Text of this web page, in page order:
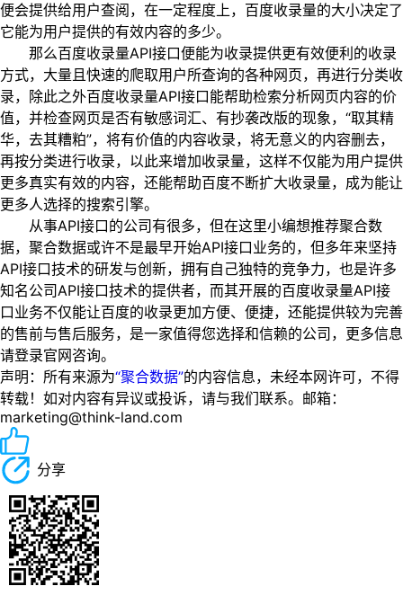
便会提供给用户查阅，在一定程度上，百度收录量的大小决定了
它能为用户提供的有效内容的多少。
那么百度收录量API接口便能为收录提供更有效便利的收录
方式，大量且快速的爬取用户所查询的各种网页，再进行分类收
录，除此之外百度收录量API接口能帮助检索分析网页内容的价
值，并检查网页是否有敏感词汇、有抄袭改版的现象，“取其精
华，去其糟粕”，将有价值的内容收录，将无意义的内容删去，
再按分类进行收录，以此来增加收录量，这样不仅能为用户提供
更多真实有效的内容，还能帮助百度不断扩大收录量，成为能让
更多人选择的搜索引擎。
从事API接口的公司有很多，但在这里小编想推荐聚合数
据，聚合数据或许不是最早开始API接口业务的，但多年来坚持
API接口技术的研发与创新，拥有自己独特的竞争力，也是许多
知名公司API接口技术的提供者，而其开展的百度收录量API接
口业务不仅能让百度的收录更加方便、便捷，还能提供较为完善
的售前与售后服务，是一家值得您选择和信赖的公司，更多信息
请登录官网咨询。
声明：所有来源为“聚合数据”的内容信息，未经本网许可，不得
转载！如对内容有异议或投诉，请与我们联系。邮箱：
marketing@think-land.com
分享